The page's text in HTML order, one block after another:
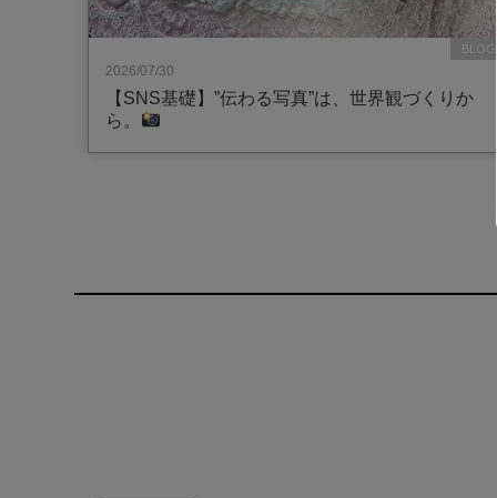
BLOG
2026/07/30
【SNS基礎】”伝わる写真”は、世界観づくりか
ら。